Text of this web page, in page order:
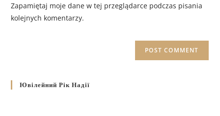
Zapamiętaj moje dane w tej przeglądarce podczas pisania
kolejnych komentarzy.
Ювілейний Рік Надії